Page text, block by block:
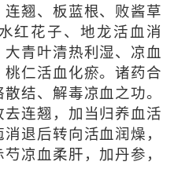
翘、板蓝根、败酱草
红花子、地龙活血消
青叶清热利湿、凉血
仁活血化瘀。诸药合
结、解毒凉血之功。
连翘，加当归养血活
退后转向活血润燥，
凉血柔肝，加丹参，